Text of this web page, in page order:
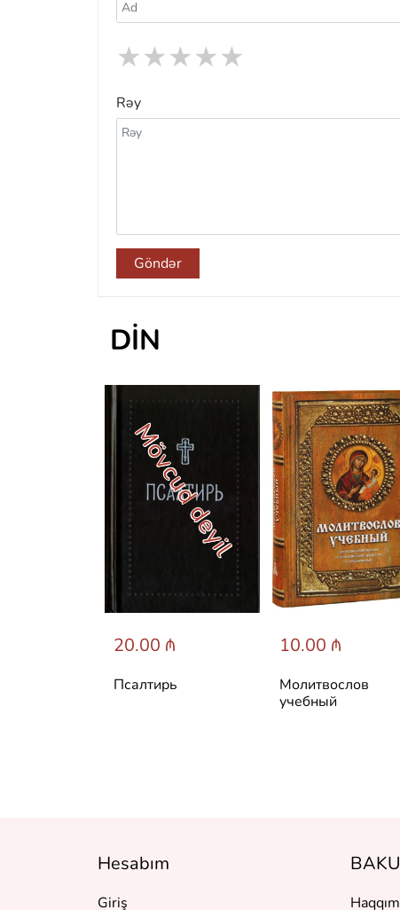
★
★
★
★
★
Rəy
Göndər
DIN
Mövcud deyil
20.00 ₼
Псалтирь
10.00 ₼
Молитвослов
учебный
Hesabım
Giriş